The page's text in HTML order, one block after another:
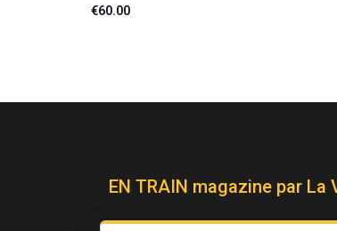
€60.00
EN TRAIN magazine par La
télécharger le media kit